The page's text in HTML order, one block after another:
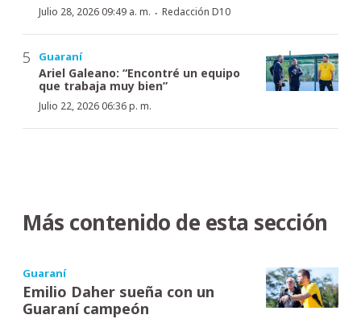
Julio 28, 2026 09:49 a. m. · Redacción D10
Guaraní
Ariel Galeano: “Encontré un equipo
que trabaja muy bien”
Julio 22, 2026 06:36 p. m.
Más contenido de esta sección
Guaraní
Emilio Daher sueña con un
Guaraní campeón